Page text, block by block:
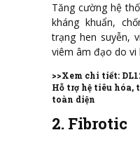
Tăng cường hệ
kháng khuẩn,
trạng hen suyễn,
viêm âm đạo do vi
>>Xem chi tiết:
Hỗ trợ hệ tiêu hóa,
toàn diện
2. Fibrotic